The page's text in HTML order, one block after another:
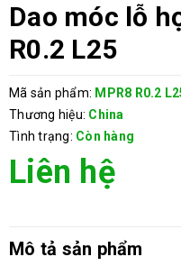
Dao móc lỗ
R0.2 L25
Mã sản phẩm: MPR8 R0.2
Thương hiệu: China
Tình trạng: Còn hàng
Liên hệ
Mô tả sản phẩm